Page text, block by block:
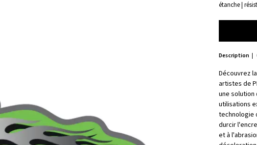
étanche |
Description
Découvrez
artistes de
une
utilisations
technologie
durcir
et à